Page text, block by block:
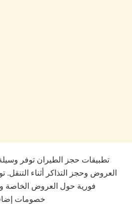
تطبيقات حجز الطيران توفر
العروض وحجز التذاكر أثناء التنقل.
فورية حول العروض الخاصة
خصومات